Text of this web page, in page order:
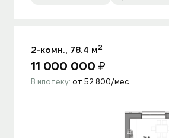
2-комн., 78.4 м2
11 000 000 ₽
В ипотеку: от 52 800/мес